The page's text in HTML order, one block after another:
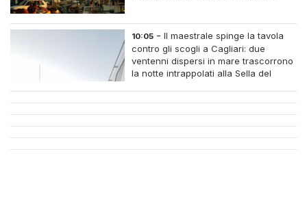
10:05 -Il maestrale spinge la tavola
contro gli scogli a Cagliari: due
ventenni dispersi in mare trascorrono
la notte intrappolati alla Sella del